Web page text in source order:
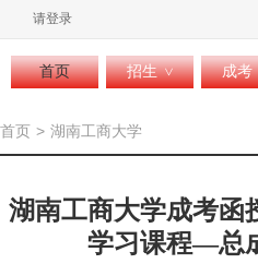
请登录
首页 招生 > 成考
首页 > 湖南工商大学
湖南工商大学成考函
学习课程—总